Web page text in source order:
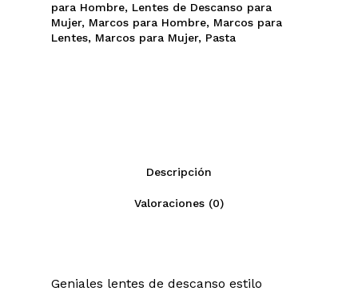
para Hombre, Lentes de Descanso para
Mujer, Marcos para Hombre, Marcos para
Lentes, Marcos para Mujer, Pasta
Descripción
Valoraciones (0)
Geniales lentes de descanso estilo